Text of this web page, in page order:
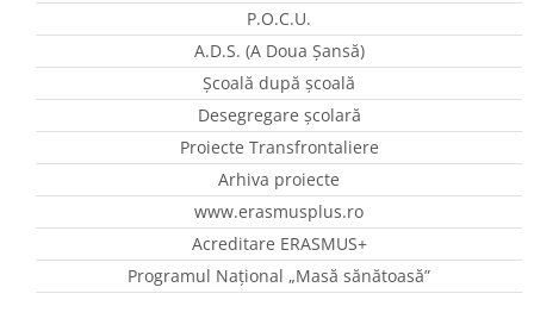
P.O.C.U.
A.D.S. (A Doua Șansă)
Școală după școală
Desegregare școlară
Proiecte Transfrontaliere
Arhiva proiecte
www.erasmusplus.ro
Acreditare ERASMUS+
Programul Național „Masă sănătoasă”